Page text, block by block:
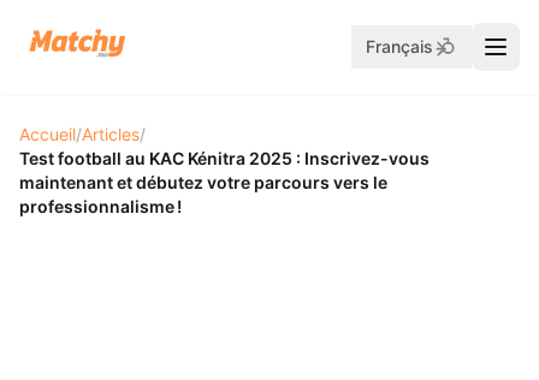
Français
Accueil/Articles/
Test football au KAC Kénitra 2025 : Inscrivez-vous
maintenant et débutez votre parcours vers le
professionnalisme !